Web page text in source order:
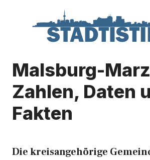
Malsburg-
Zahlen, Daten
Fakten
Die kreisangehörige